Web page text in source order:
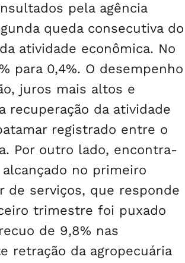
pela agência
queda consecutiva do
atividade econômica. No
para 0,4%. O desempenho
juros mais altos e
da atividade
registrado entre o
Por outro lado, encontra-
no primeiro
de serviços, que responde
trimestre foi puxado
de 9,8% nas
retração da agropecuária